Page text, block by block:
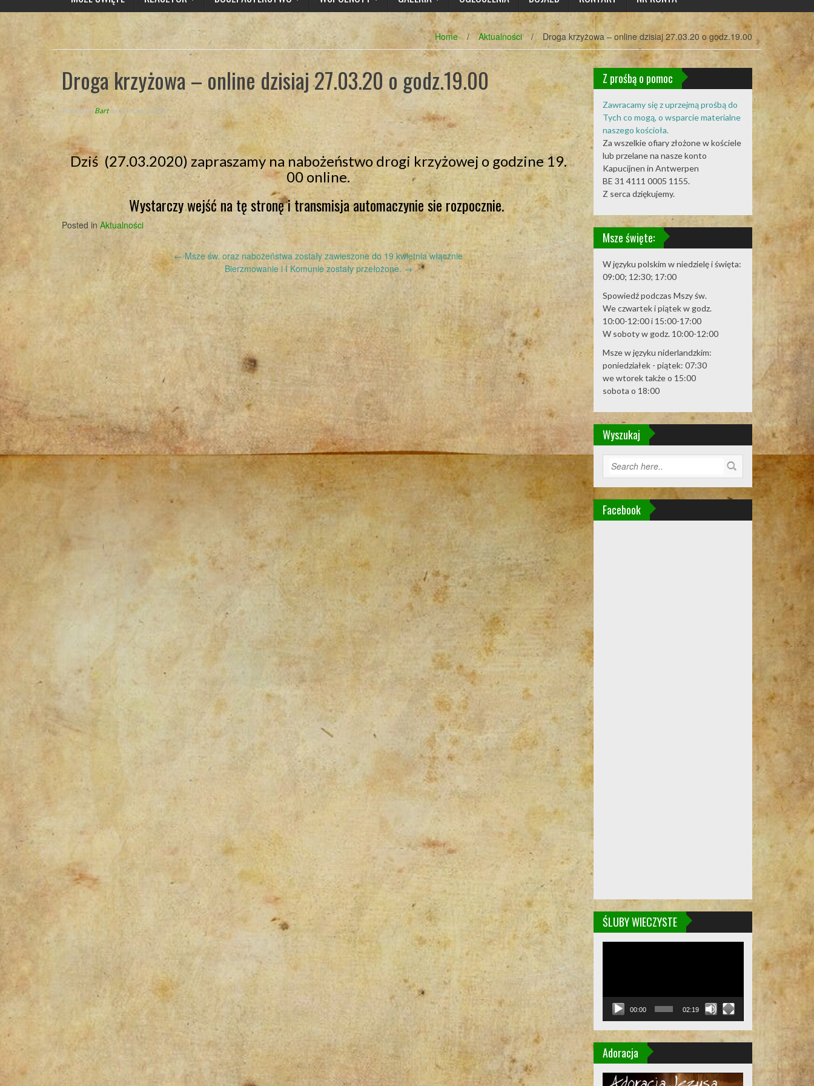
Home / Aktualności / Droga krzyżowa – online dzisiaj 27.03.20 o godz.19.00
Droga krzyżowa – online dzisiaj 27.03.20 o godz.19.00
Posted ByBarton 27 marca 2020
Dziś (27.03.2020) zapraszamy na nabożeństwo drogi krzyżowej o godzine 19.
00 online.
Wystarczy wejść na tę stronę i transmisja automaczynie sie rozpocznie.
Posted in Aktualności
Post
navigation
← Msze św. oraz nabożeństwa zostały zawieszone do 19 kwietnia włącznie
Bierzmowanie i I Komunie zostały przełożone. →
Z prośbą o pomoc
Zawracamy się z uprzejmą prośbą do
Tych co mogą, o wsparcie materialne
naszego kościoła.
Za wszelkie ofiary złożone w kościele
lub przelane na nasze konto
Kapucijnen in Antwerpen
BE 31 4111 0005 1155.
Z serca dziękujemy.
Msze święte:
W języku polskim w niedzielę i święta:
09:00; 12:30; 17:00
Spowiedź podczas Mszy św.
We czwartek i piątek w godz.
10:00-12:00 i 15:00-17:00
W soboty w godz. 10:00-12:00
Msze w języku niderlandzkim:
poniedziałek - piątek: 07:30
we wtorek także o 15:00
sobota o 18:00
Wyszukaj
Facebook
ŚLUBY WIECZYSTE
00:00 02:19
Adoracja